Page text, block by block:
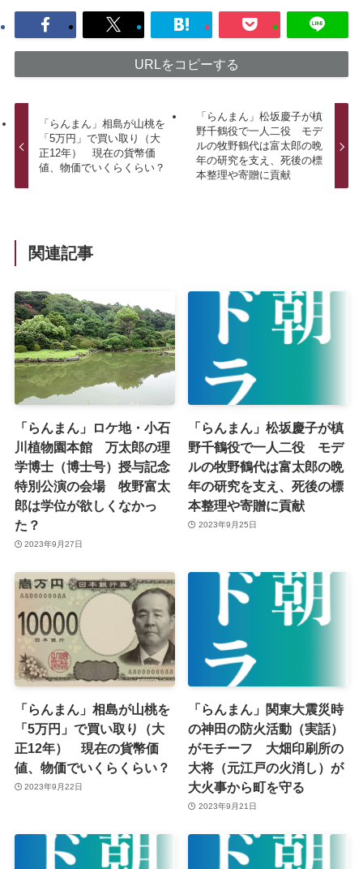
URLをコピーする
「らんまん」相島が山桃を
「5万円」で買い取り（大
正12年） 現在の貨幣価
値、物価でいくらくらい？
「らんまん」松坂慶子が槙
野千鶴役で一人二役 モデ
ルの牧野鶴代は富太郎の晩
年の研究を支え、死後の標
本整理や寄贈に貢献
関連記事
「らんまん」ロケ地・小石
川植物園本館 万太郎の理
学博士（博士号）授与記念
特別公演の会場 牧野富太
郎は学位が欲しくなかっ
た？
2023年9月27日
「らんまん」松坂慶子が槙
野千鶴役で一人二役 モデ
ルの牧野鶴代は富太郎の晩
年の研究を支え、死後の標
本整理や寄贈に貢献
2023年9月25日
「らんまん」相島が山桃を
「5万円」で買い取り（大
正12年） 現在の貨幣価
値、物価でいくらくらい？
2023年9月22日
「らんまん」関東大震災時
の神田の防火活動（実話）
がモチーフ 大畑印刷所の
大将（元江戸の火消し）が
大火事から町を守る
2023年9月21日